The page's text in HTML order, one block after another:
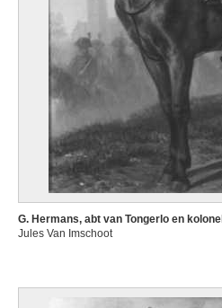
G. Hermans, abt van Tongerlo en kolonel
Jules Van Imschoot